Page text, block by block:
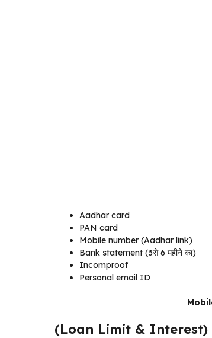
Aadhar card
PAN card
Mobile number (Aadhar link)
Bank statement (3से 6 महीने का)
Incomproof
Personal email ID
(Loan Limit & Interest)